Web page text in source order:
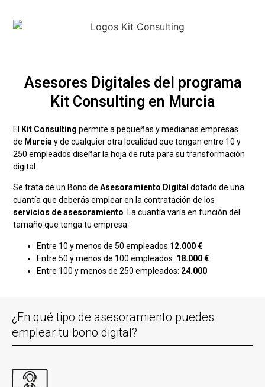
Asesores Digitales del programa
Kit Consulting en Murcia
El Kit Consulting permite a pequeñas y medianas empresas
de Murcia y de cualquier otra localidad que tengan entre 10 y
250 empleados diseñar la hoja de ruta para su transformación
digital.
Se trata de un Bono deAsesoramiento Digitaldotado de una
cuantía que deberás emplear en la contratación de los
servicios de asesoramiento. La cuantía varía en función del
tamaño que tenga tu empresa:
Entre 10 y menos de 50 empleados:12.000 €
Entre 50 y menos de 100 empleados: 18.000 €
Entre 100 y menos de 250 empleados: 24.000
¿En qué tipo de asesoramiento puedes
emplear tu bono digital?